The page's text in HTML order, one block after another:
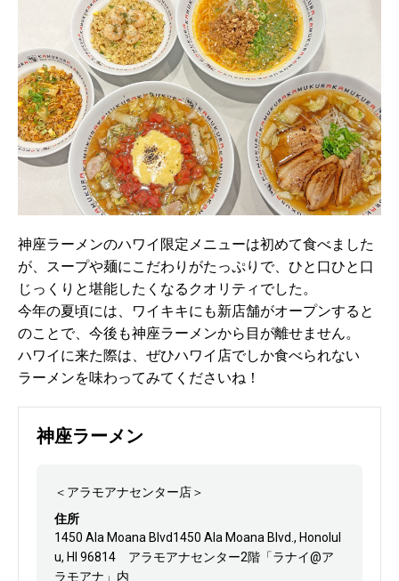
神座ラーメンのハワイ限定メニューは初めて食べました
が、スープや麺にこだわりがたっぷりで、ひと口ひと口
じっくりと堪能したくなるクオリティでした。
今年の夏頃には、ワイキキにも新店舗がオープンすると
のことで、今後も神座ラーメンから目が離せません。
ハワイに来た際は、ぜひハワイ店でしか食べられない
ラーメンを味わってみてくださいね！
神座ラーメン
＜アラモアナセンター店＞
住所
1450 Ala Moana Blvd1450 Ala Moana Blvd., Honolul
u, HI 96814 アラモアナセンター2階「ラナイ@ア
ラモアナ」内